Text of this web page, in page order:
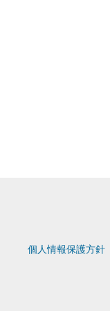
個人情報保護方針